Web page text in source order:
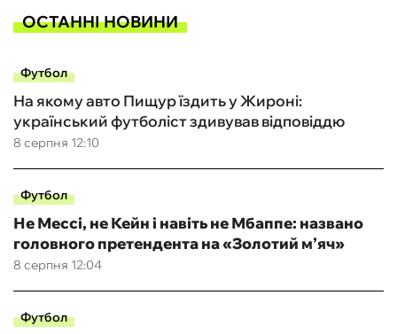
ОСТАННІ НОВИНИ
Футбол
8 серпня 12:10
На якому авто Пищур їздить у Жироні:
український футболіст здивував відповіддю
Футбол
8 серпня 12:04
Не Мессі, не Кейн і навіть не Мбаппе: названо
головного претендента на «Золотий м’яч»
Футбол